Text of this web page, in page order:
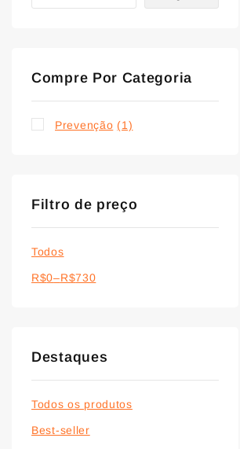
Compre Por Categoria
Prevenção (1)
Filtro de preço
Todos
R$0–R$730
Destaques
Todos os produtos
Best-seller